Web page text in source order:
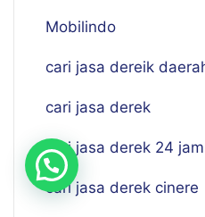
Mobilindo
cari jasa dereik
cari jasa derek
cari jasa derek 24
cari jasa derek cinere